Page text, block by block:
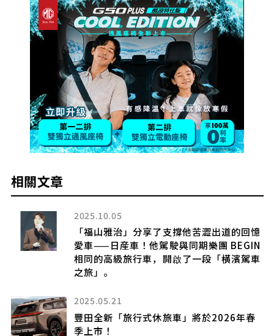
相關文章
分享了支撐他苦澀出道的回憶
車！他駕駛與同期樂團 BEGIN
行車，開啟了一段「橫濱駕車
行式休旅車」將於2026年春
「每公升跑
「Tricity 125
風險